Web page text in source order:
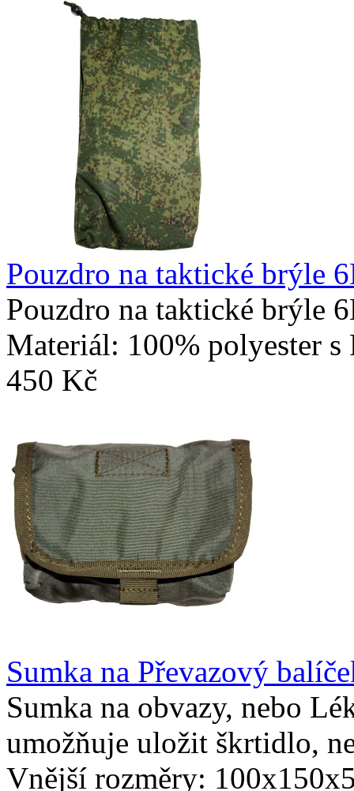
Pouzdro na taktické brýle
Pouzdro na taktické brýle
Materiál: 100% polyester s
450 Kč
Sumka na Převazový
Sumka na obvazy, nebo
umožňuje uložit škrtidlo,
Vnější rozměry: